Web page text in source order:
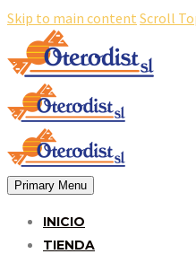
Skip to main content Scroll
Primary Menu
INICIO
TIENDA